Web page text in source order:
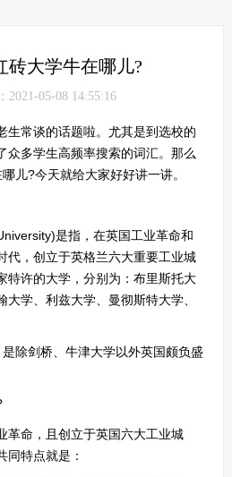
砖大学牛在哪儿?
2021-05-08 14:55:16
常谈的话题啦。尤其是到选校的
众多学生高频率搜索的词汇。那么
儿?今天就给大家好好讲一讲。
是指，在英国工业革命和
代，创立于英格兰六大重要工业城
特许的大学，分别为：布里斯托大
学、利兹大学、曼彻斯特大学、
剑桥、牛津大学以外英国颇负盛
命，且创立于英国六大工业城
同特点就是：